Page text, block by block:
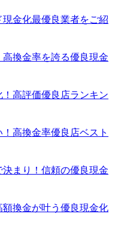
金化最優良業者をご紹
高換金率を誇る優良現金
高評価優良店ランキン
高換金率優良店ベスト
まり！信頼の優良現金
換金が叶う優良現金化